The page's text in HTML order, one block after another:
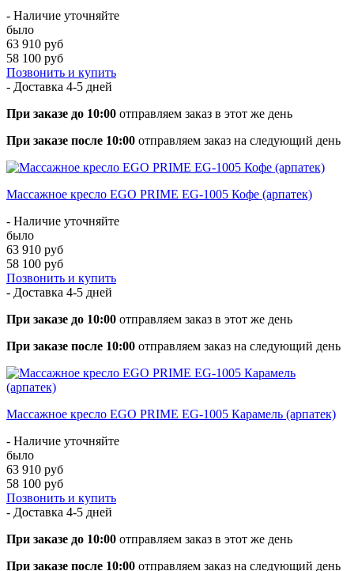
- Наличие уточняйте
было
63 910 руб
58 100 руб
Позвонить и купить
- Доставка 4-5 дней
При заказе до 10:00 отправляем заказ в этот же день
При заказе после 10:00 отправляем заказ на следующий день
Массажное кресло EGO PRIME EG-1005 Кофе (арпатек)
- Наличие уточняйте
было
63 910 руб
58 100 руб
Позвонить и купить
- Доставка 4-5 дней
При заказе до 10:00 отправляем заказ в этот же день
При заказе после 10:00 отправляем заказ на следующий день
Массажное кресло EGO PRIME EG-1005 Карамель (арпатек)
- Наличие уточняйте
было
63 910 руб
58 100 руб
Позвонить и купить
- Доставка 4-5 дней
При заказе до 10:00 отправляем заказ в этот же день
При заказе после 10:00 отправляем заказ на следующий день